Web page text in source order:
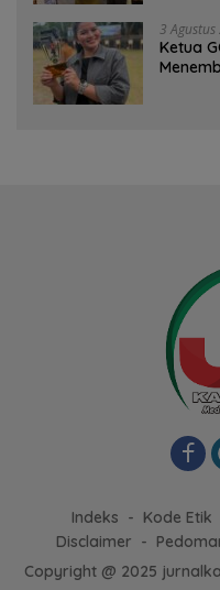
3 Agustus
Ketua
Indeks Kode Etik
Disclaimer
Copyright @ 2025